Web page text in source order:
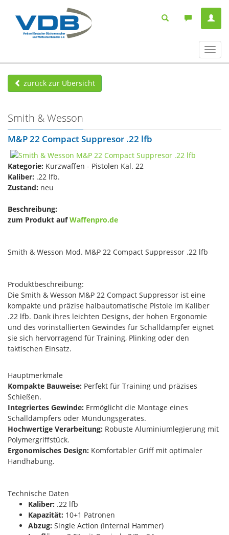
ein-/
zurück zur Übersicht
Smith & Wesson
M&P 22 Compact Suppresor .22 lfb
Kategorie: Kurzwaffen - Pistolen Kal. 22
Kaliber: .22 lfb.
Zustand: neu
Beschreibung:
zum Produkt aufWaffenpro.de
Smith & Wesson Mod. M&P 22 Compact Suppressor .22 lfb
Produktbeschreibung:
Die Smith & Wesson M&P 22 Compact Suppressor ist eine
kompakte und präzise halbautomatische Pistole im Kaliber
.22 lfb. Dank ihres leichten Designs, der hohen Ergonomie
und des vorinstallierten Gewindes für Schalldämpfer eignet
sie sich hervorragend für Training, Plinking oder den
taktischen Einsatz.
Hauptmerkmale
Kompakte Bauweise: Perfekt für Training und präzises
Schießen.
Integriertes Gewinde: Ermöglicht die Montage eines
Schalldämpfers oder Mündungsgerätes.
Hochwertige Verarbeitung: Robuste Aluminiumlegierung mit
Polymergriffstück.
Ergonomisches Design: Komfortabler Griff mit optimaler
Handhabung.
Technische Daten
Kaliber: .22 lfb
Kapazität: 10+1 Patronen
Abzug: Single Action (Internal Hammer)